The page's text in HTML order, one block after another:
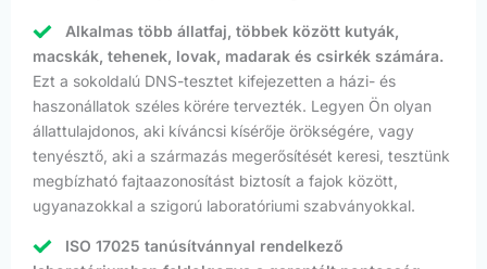
Alkalmas több állatfaj, többek között kutyák,
macskák, tehenek, lovak, madarak és csirkék számára.
Ezt a sokoldalú DNS-tesztet kifejezetten a házi- és
haszonállatok széles körére tervezték. Legyen Ön olyan
állattulajdonos, aki kíváncsi kísérője örökségére, vagy
tenyésztő, aki a származás megerősítését keresi, tesztünk
megbízható fajtaazonosítást biztosít a fajok között,
ugyanazokkal a szigorú laboratóriumi szabványokkal.
ISO 17025 tanúsítvánnyal rendelkező